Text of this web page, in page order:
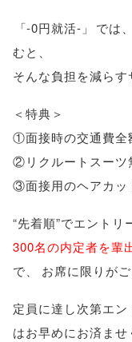
「-0円就活- 」 では
むと
そんな負担を減らす
＜特典＞
①面接時の交通費全
②リクルートスーツ
③面接用のヘアカッ
“先着順”でエントリ
300名の内定者を輩
で
お席に限りが
定員に達し次第エ
はお早めにお済ませ